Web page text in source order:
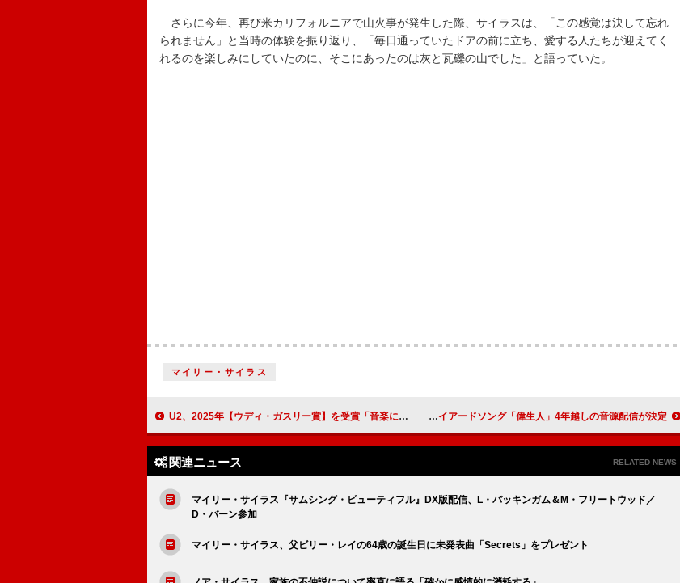
さらに今年、再び米カリフォルニアで山火事が発生した際、サイラスは、「この感覚は決して忘れ
られません」と当時の体験を振り返り、「毎日通っていたドアの前に立ち、愛する人たちが迎えてく
れるのを楽しみにしていたのに、そこにあったのは灰と瓦礫の山でした」と語っていた。
マイリー・サイラス
U2、2025年【ウディ・ガスリー賞】を受賞「音楽には文化そのものを動かす力がある」 Vaundy、2021年のNHK大河『青天を衝け』インスパイアードソング「偉生人」4年越しの音源配信が決定
関連ニュース RELATED NEWS
マイリー・サイラス『サムシング・ビューティフル』DX版配信、L・バッキンガム＆M・フリートウッド／
D・バーン参加
マイリー・サイラス、父ビリー・レイの64歳の誕生日に未発表曲「Secrets」をプレゼント